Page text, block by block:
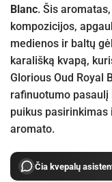
Blanc. Šis
kompozicijos,
medienos ir baltų
karališką kvapą,
Glorious Oud Royal
rafinuotumo
puikus
aromato.
Čia kvepalų